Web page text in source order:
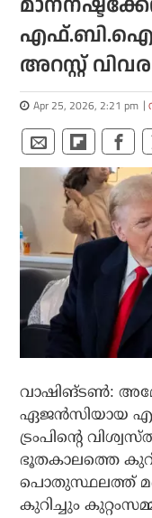
എഫ്.ബി.ഐ
അറസ്റ്റ്
Apr 25, 2026, 2:21 pm
വാഷിങ്ടണ്‍:
ഏജന്‍സിയായ
ട്രംപിന്റെ
ഭൂതകാലത്തെ
പൊതുസ്ഥലത്ത്
കുറിച്ചും